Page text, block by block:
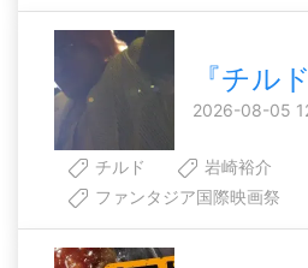
『チル
2026-08-05
チルド
岩崎裕介
ファンタジア国際映画祭